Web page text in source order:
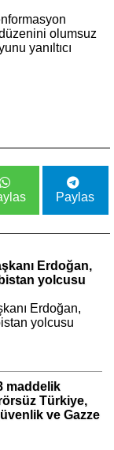
olumsuz
yanıltıcı
Paylas
Erdoğan,
yolcusu
Erdoğan,
yolcusu
maddelik
Türkiye,
ve Gazze